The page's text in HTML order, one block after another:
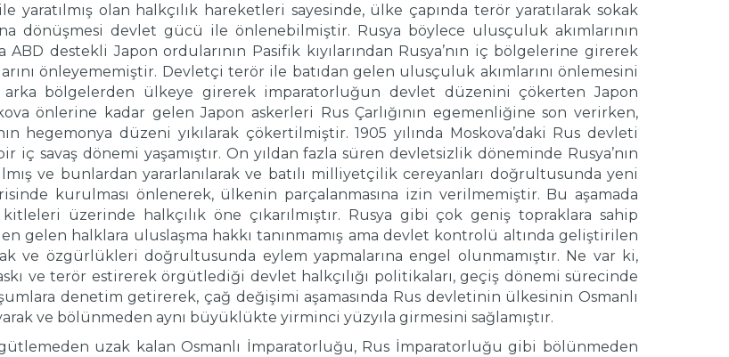
olan halkçılık hareketleri sayesinde, ülke çapında terör yaratılarak sokak
dönüşmesi devlet gücü ile önlenebilmiştir. Rusya böylece ulusçuluk akımlarının
destekli Japon ordularının Pasifik kıyılarından Rusya’nın iç bölgelerine girerek
önleyememiştir. Devletçi terör ile batıdan gelen ulusçuluk akımlarını önlemesini
arka bölgelerden ülkeye girerek imparatorluğun devlet düzenini çökerten Japon
önlerine kadar gelen Japon askerleri Rus Çarlığının egemenliğine son verirken,
hegemonya düzeni yıkılarak çökertilmiştir. 1905 yılında Moskova’daki Rus devleti
iç savaş dönemi yaşamıştır. On yıldan fazla süren devletsizlik döneminde Rusya’nın
ve bunlardan yararlanılarak ve batılı milliyetçilik cereyanları doğrultusunda yeni
kurulması önlenerek, ülkenin parçalanmasına izin verilmemiştir. Bu aşamada
üzerinde halkçılık öne çıkarılmıştır. Rusya gibi çok geniş topraklara sahip
gelen halklara uluslaşma hakkı tanınmamış ama devlet kontrolü altında geliştirilen
ve özgürlükleri doğrultusunda eylem yapmalarına engel olunmamıştır. Ne var ki,
ve terör estirerek örgütlediği devlet halkçılığı politikaları, geçiş dönemi sürecinde
denetim getirerek, çağ değişimi aşamasında Rus devletinin ülkesinin Osmanlı
ve bölünmeden aynı büyüklükte yirminci yüzyıla girmesini sağlamıştır.
uzak kalan Osmanlı İmparatorluğu, Rus İmparatorluğu gibi bölünmeden